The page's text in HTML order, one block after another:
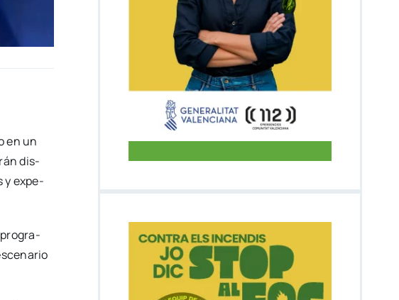
en un
dis­
y expe­
pro­gra­